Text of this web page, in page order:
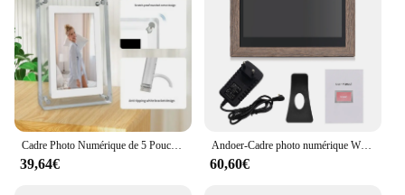
39,64€
Andoer-Cadre photo numérique WiFi Cloud, écran tactile IPS 10.1x1280, stockage de 16 Go, partage de photos via Andrea, 800 pouces
60,60€